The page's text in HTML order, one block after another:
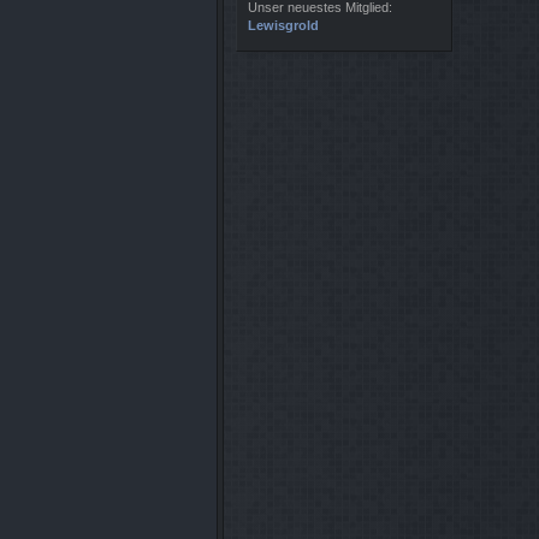
Unser neuestes Mitglied:
Lewisgrold